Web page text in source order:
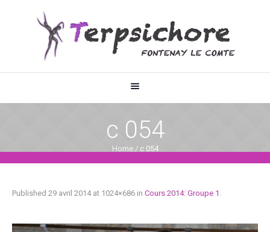
c 054
Home / c 054
Published 29 avril 2014at 1024×686 in Cours 2014: Groupe 1 .